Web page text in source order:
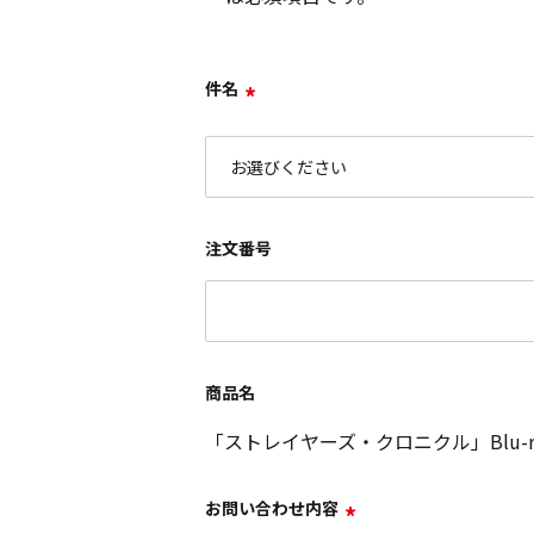
件名 *
注文番号
商品名
「ストレイヤーズ・クロニクル」Blu-
お問い合わせ内容 *